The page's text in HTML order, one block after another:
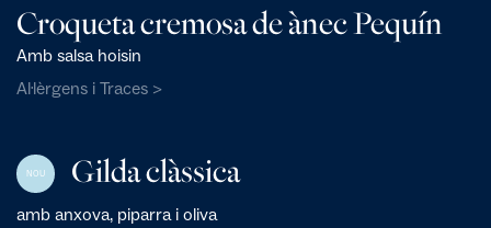
Croqueta cremosa de ànec Pequín
Amb salsa hoisin
Al·lèrgens i Traces >
NOU Gilda clàssica
amb anxova, piparra i oliva